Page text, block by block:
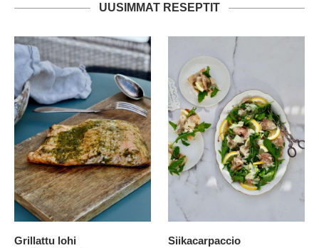
UUSIMMAT RESEPTIT
Grillattu lohi
Siikacarpaccio